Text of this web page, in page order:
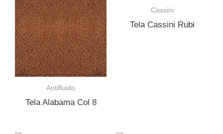
Antifluido
Tela Alabama Col 8
Cassini
Tela Cassini Rubi